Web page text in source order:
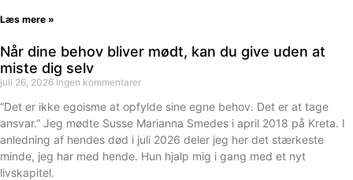
Læs mere »
Når dine behov bliver mødt, kan du give uden at
miste dig selv
juli 26, 2026 Ingen kommentarer
“Det er ikke egoisme at opfylde sine egne behov. Det er at tage
ansvar.” Jeg mødte Susse Marianna Smedes i april 2018 på Kreta. I
anledning af hendes død i juli 2026 deler jeg her det stærkeste
minde, jeg har med hende. Hun hjalp mig i gang med et nyt
livskapitel.